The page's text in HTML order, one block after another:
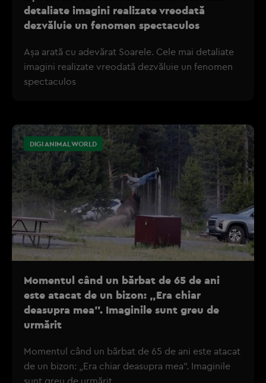
detaliate imagini realizate vreodată
dezvăluie un fenomen spectaculos
Așa arată cu adevărat Soarele. Cele mai detaliate
imagini realizate vreodată dezvăluie un fenomen
spectaculos
DIGI ANIMAL WORLD
Momentul când un bărbat de 65 de ani
este atacat de un bizon: „Era chiar
deasupra mea”. Imaginile sunt greu de
urmărit
Momentul când un bărbat de 65 de ani este atacat
de un bizon: „Era chiar deasupra mea”. Imaginile